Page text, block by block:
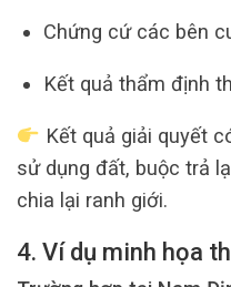
Chứng cứ các bên
Kết quả thẩm định
Kết quả giải quyết
sử dụng đất, buộc trả
chia lại ranh giới.
4. Ví dụ minh họa